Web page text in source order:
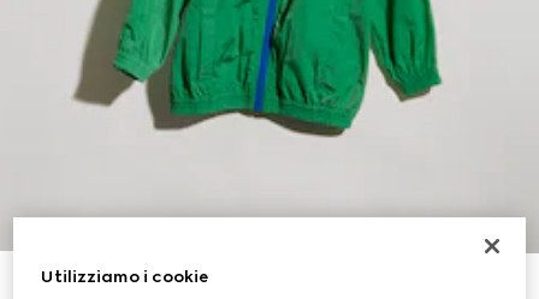
Giacca bambino in nylon froissé
Utilizziamo i cookie